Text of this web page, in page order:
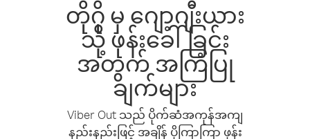
တိုဂို မှ ဂျော့ဂျီးယား
သို့ ဖုန်းခေါ်ခြင်း
အတွက် အကြံပြု
ချက်များ
Viber Out သည် ပိုက်ဆံအကုန်အကျ
နည်းနည်းဖြင့် အချိန် ပိုကြာကြာ ဖုန်း